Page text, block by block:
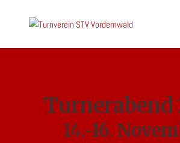
Turnerabend
14.-16.